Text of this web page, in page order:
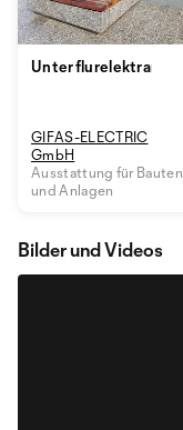
Unterflurelektranten
GIFAS-ELECTRIC
GmbH
Ausstattung für Bauten
und Anlagen
Bilder und Videos